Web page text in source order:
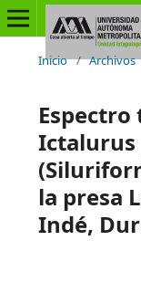
Inicio / Archivos
la presa
Indé,